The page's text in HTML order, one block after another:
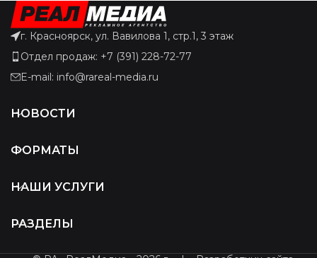
г. Красноярск, ул. Вавилова 1, стр.1, 3 этаж
Отдел продаж: +7 (391) 228-72-77
E-mail: info@rareal-media.ru
НОВОСТИ
ФОРМАТЫ
НАШИ УСЛУГИ
РАЗДЕЛЫ